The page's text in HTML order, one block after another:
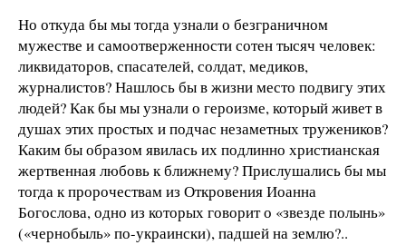
Но откуда бы мы тогда узнали о безграничном
мужестве и самоотверженности сотен тысяч человек:
ликвидаторов, спасателей, солдат, медиков,
журналистов? Нашлось бы в жизни место подвигу этих
людей? Как бы мы узнали о героизме, который живет в
душах этих простых и подчас незаметных тружеников?
Каким бы образом явилась их подлинно христианская
жертвенная любовь к ближнему? Прислушались бы мы
тогда к пророчествам из Откровения Иоанна
Богослова, одно из которых говорит о «звезде полынь»
(«чернобыль» по-украински), падшей на землю?..